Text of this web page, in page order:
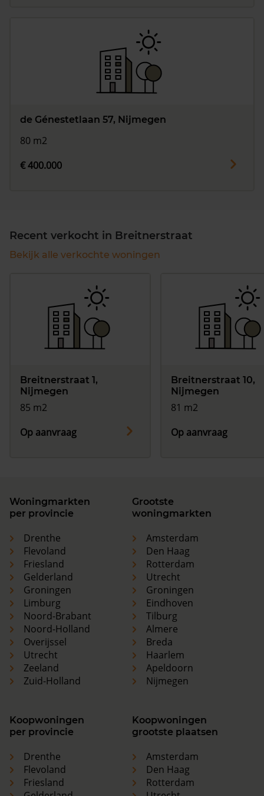
de Génestetlaan 57, Nijmegen
80 m2
€ 400.000
Recent verkocht in Breitnerstraat
Bekijk alle verkochte woningen
Breitnerstraat 1,
Nijmegen
85 m2
Op aanvraag
Breitnerstraat 10,
Nijmegen
81 m2
Op aanvraag
Woningmarkten
per provincie
Drenthe
Flevoland
Friesland
Gelderland
Groningen
Limburg
Noord-Brabant
Noord-Holland
Overijssel
Utrecht
Zeeland
Zuid-Holland
Grootste
woningmarkten
Amsterdam
Den Haag
Rotterdam
Utrecht
Groningen
Eindhoven
Tilburg
Almere
Breda
Haarlem
Apeldoorn
Nijmegen
Koopwoningen
per provincie
Drenthe
Flevoland
Friesland
Koopwoningen
grootste plaatsen
Amsterdam
Den Haag
Rotterdam